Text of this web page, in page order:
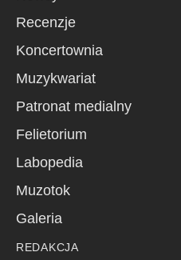
Recenzje
Koncertownia
Muzykwariat
Patronat medialny
Felietorium
Labopedia
Muzotok
Galeria
REDAKCJA